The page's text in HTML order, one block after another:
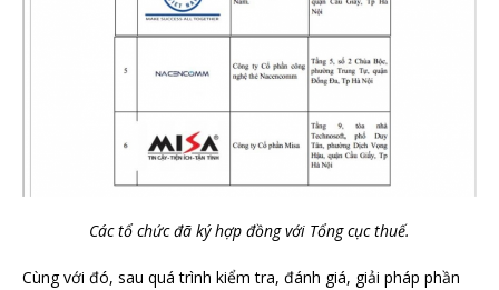
Các tổ chức đã ký hợp đồng với Tổng cục thuế.
Cùng với đó, sau quá trình kiểm tra, đánh giá, giải pháp phần